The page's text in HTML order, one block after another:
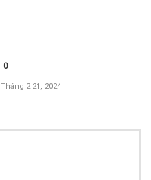
0
Tháng 2 21, 2024